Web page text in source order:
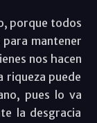
porque todos
para mantener
nos hacen
riqueza puede
pues lo va
la desgracia